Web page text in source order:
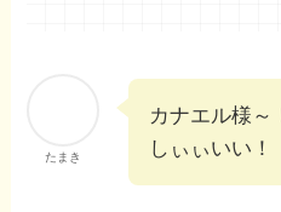
たまき
カナエル様～
しぃぃいい！